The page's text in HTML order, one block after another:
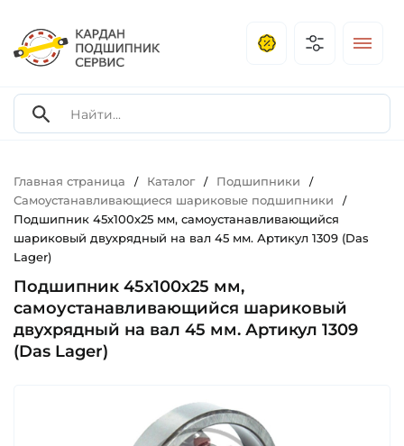
Главная страница / Каталог / Подшипники /
Самоустанавливающиеся шариковые подшипники /
Подшипник 45х100х25 мм, самоустанавливающийся
шариковый двухрядный на вал 45 мм. Артикул 1309 (Das
Lager)
Подшипник 45х100х25 мм,
самоустанавливающийся шариковый
двухрядный на вал 45 мм. Артикул 1309
(Das Lager)